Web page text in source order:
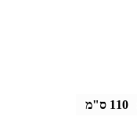
110 ס"מ